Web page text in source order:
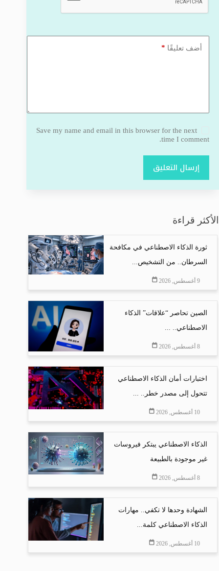
أضف تعليقًا *
Save my name and email in this browser for the next
time I comment.
إرسال التعليق
الأكثر قراءة
ثورة الذكاء الاصطناعي في مكافحة
السرطان.. من التشخيص...
9 أغسطس, 2026
الصين تحاصر “علاقات” الذكاء
الاصطناعي.. ...
8 أغسطس, 2026
اختبارات أمان الذكاء الاصطناعي
تتحول إلى مصدر خطر.. ...
10 أغسطس, 2026
الذكاء الاصطناعي يبتكر فيروسات
غير موجودة بالطبيعة
8 أغسطس, 2026
الشهادة وحدها لا تكفي.. مهارات
الذكاء الاصطناعي كلمة...
10 أغسطس, 2026